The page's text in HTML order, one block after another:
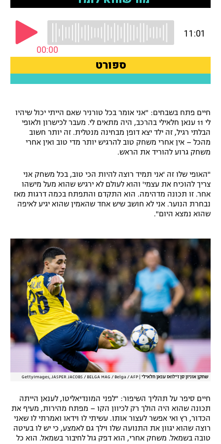
הצטרפות לחבילת הערוצים
תגיות
המגזין
חיים פתח בשבחים: "אני אומר בכל טורניר שאם הייתי יכול שיהיו
לי 11 ענאן חלאילי בהרכב, היה מתאים לי. מעבר לכישרון ולאופי
הבלתי רגיל, זה ילד יצא דופן מבחינה מנטלית. זה יותר חשוב
מהכל – אין אחרי משחק טוב להרגיש יותר מדי טוב ואין אחרי
משחק גרוע להוריד את הראש.
"האופי שלו זה 'אני תמיד רוצה להיות הכי טוב, בכל משחק אני
צריך להוכיח את עצמי' והוא לעולם לא ירגיש שהוא מעל מישהו
אחר. זו תכונה מדהימה. הוא התקדם והתפתח בכמה דרגות מאז
נבחרת הנוער. אני לא חושב שיש אחד שהאמין שהוא יגיע לאיפה
שהוא נמצא היום".
שחקן אוניון סן ז'ילואז ענאן חלאילי GettyImages, JASPER JACOBS / BELGA MAG / Belga / AFP
חיים סיפר על תהליך השיפור: "לפני המונדיאליטו, לענאן הייתה
תכונה שהוא היה הולך רק לכיוון הקו – מפתח מהירות, מעיף את
הכדור, רץ ואי אפשר לעצור אותו. עשיתי לו וידאו ואמרתי לו שאני
רוצה שהוא יגוון את התנועה שלו וילך גם לאמצע, כי יש לו בעיטה
טובה בשמאל. משחק אחרי, הוא דפק גול לחיבור בשמאל. הוא כל